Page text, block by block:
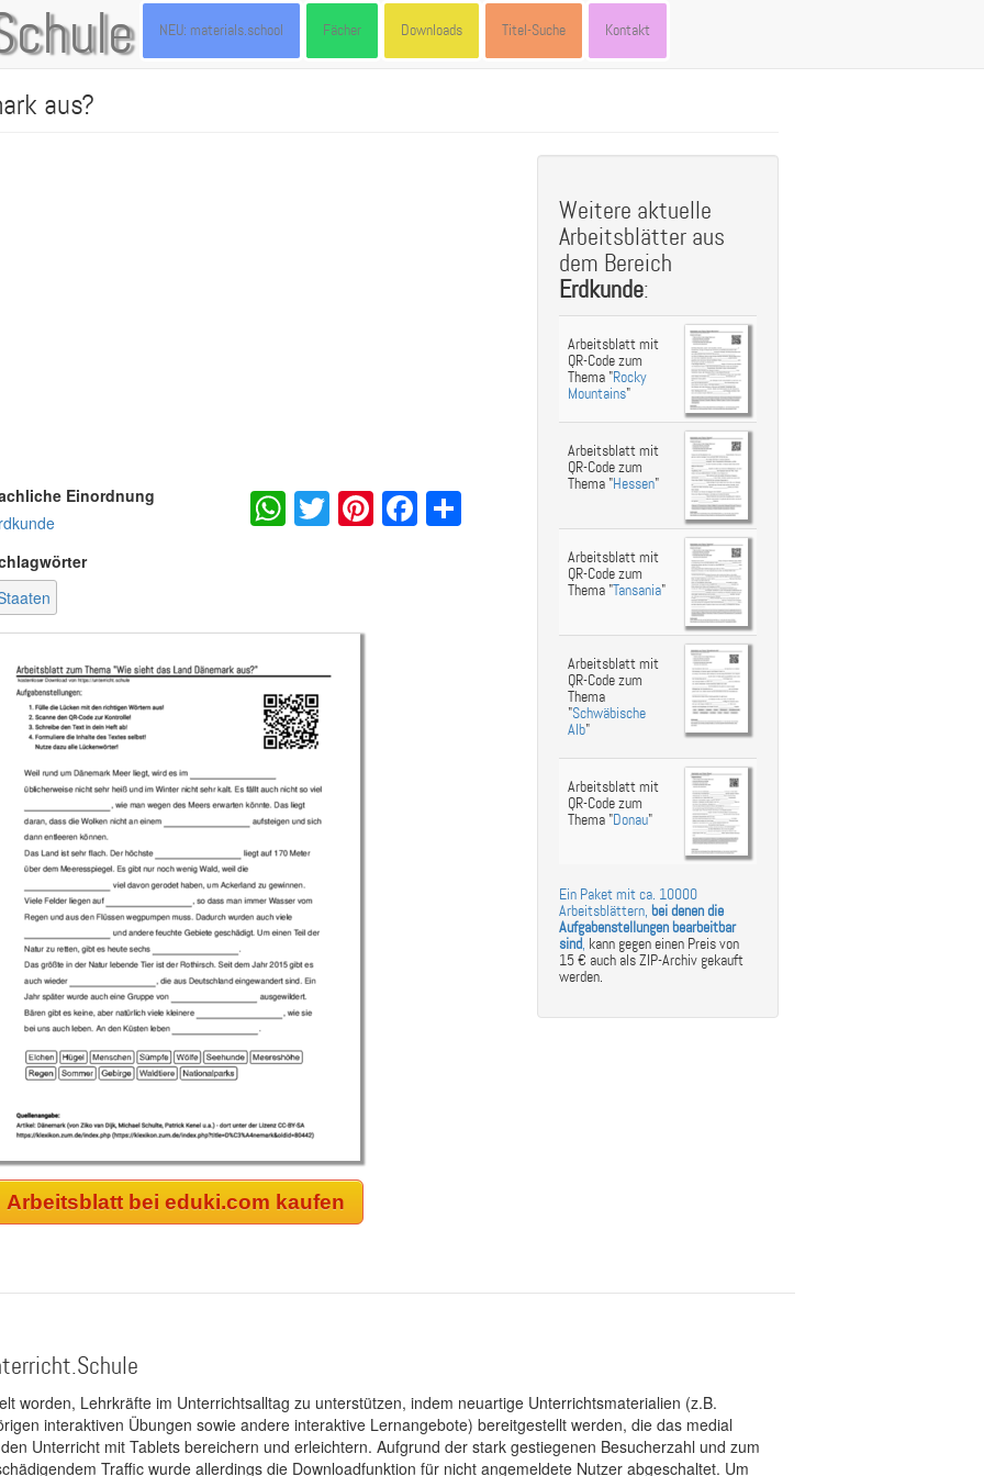
NEU: materials.school Fächer Downloads Titel-Suche Kontakt
aus?
Einordnung
WhatsApp
Twitter
Pinterest
Facebook
Arbeitsblatt bei eduki.com kaufen
Weitere aktuelle
Arbeitsblätter aus
dem Bereich
Erdkunde:
Arbeitsblatt mit
QR-Code zum
Thema "Rocky
Mountains"
Arbeitsblatt mit
QR-Code zum
Thema "Hessen"
Arbeitsblatt mit
QR-Code zum
Thema "Tansania"
Arbeitsblatt mit
QR-Code zum
Thema
"Schwäbische
Alb"
Arbeitsblatt mit
QR-Code zum
Thema "Donau"
Ein Paket mit ca. 10000
Arbeitsblättern, bei denen die
Aufgabenstellungen bearbeitbar
sind, kann gegen einen Preis von
15 € auch als ZIP-Archiv gekauft
werden.
worden, Lehrkräfte im Unterrichtsalltag zu unterstützen, indem neuartige Unterrichtsmaterialien (z.B.
interaktiven Übungen sowie andere interaktive Lernangebote) bereitgestellt werden, die das medial
Unterricht mit Tablets bereichern und erleichtern. Aufgrund der stark gestiegenen Besucherzahl und zum
Traffic wurde allerdings die Downloadfunktion für nicht angemeldete Nutzer abgeschaltet. Um